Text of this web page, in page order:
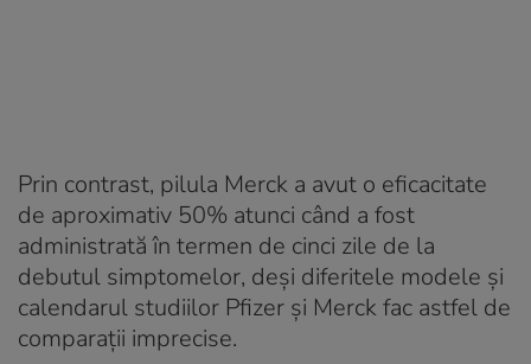
Prin contrast, pilula Merck a avut o eficacitate
de aproximativ 50% atunci când a fost
administrată în termen de cinci zile de la
debutul simptomelor, deși diferitele modele și
calendarul studiilor Pfizer și Merck fac astfel de
comparații imprecise.